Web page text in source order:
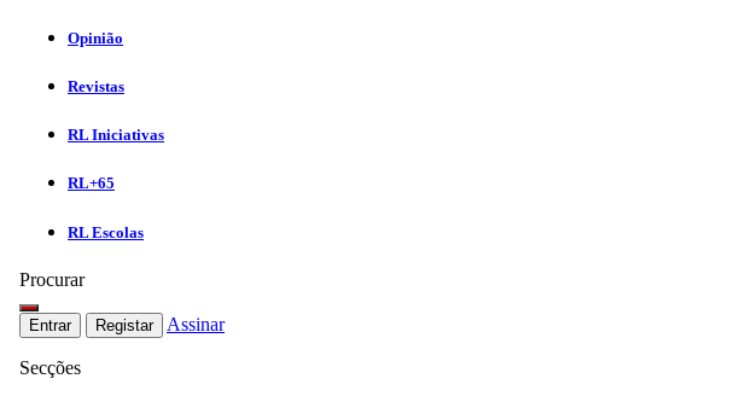
Opinião
Revistas
RL Iniciativas
RL+65
RL Escolas
Procurar
Entrar Registar Assinar
Secções